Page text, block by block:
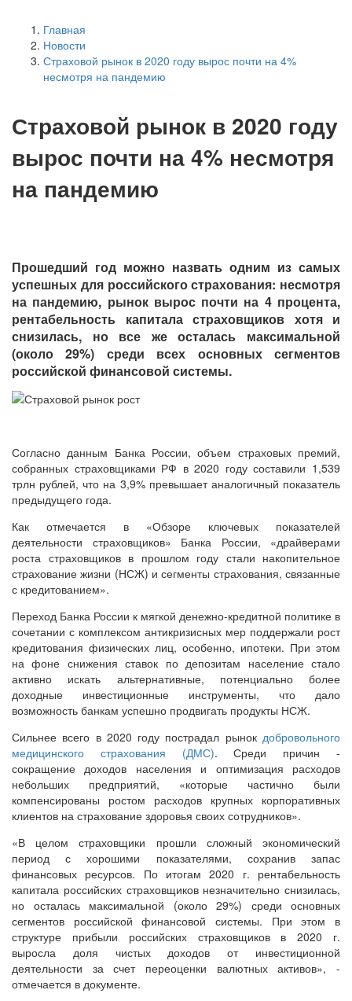
Главная
Новости
Страховой рынок в 2020 году вырос почти на 4%
несмотря на пандемию
Страховой рынок в 2020 году
вырос почти на 4% несмотря
на пандемию
Прошедший год можно назвать одним из самых
успешных для российского страхования: несмотря
на пандемию, рынок вырос почти на 4 процента,
рентабельность капитала страховщиков хотя и
снизилась, но все же осталась максимальной
(около 29%) среди всех основных сегментов
российской финансовой системы.
Согласно данным Банка России, объем страховых премий,
собранных страховщиками РФ в 2020 году составили 1,539
трлн рублей, что на 3,9% превышает аналогичный показатель
предыдущего года.
Как отмечается в «Обзоре ключевых показателей
деятельности страховщиков» Банка России, «драйверами
роста страховщиков в прошлом году стали накопительное
страхование жизни (НСЖ) и сегменты страхования, связанные
с кредитованием».
Переход Банка России к мягкой денежно-кредитной политике в
сочетании с комплексом антикризисных мер поддержали рост
кредитования физических лиц, особенно, ипотеки. При этом
на фоне снижения ставок по депозитам население стало
активно искать альтернативные, потенциально более
доходные инвестиционные инструменты, что дало
возможность банкам успешно продвигать продукты НСЖ.
Сильнее всего в 2020 году пострадал рынок добровольного
медицинского страхования (ДМС). Среди причин -
сокращение доходов населения и оптимизация расходов
небольших предприятий, «которые частично были
компенсированы ростом расходов крупных корпоративных
клиентов на страхование здоровья своих сотрудников».
«В целом страховщики прошли сложный экономический
период с хорошими показателями, сохранив запас
финансовых ресурсов. По итогам 2020 г. рентабельность
капитала российских страховщиков незначительно снизилась,
но осталась максимальной (около 29%) среди основных
сегментов российской финансовой системы. При этом в
структуре прибыли российских страховщиков в 2020 г.
выросла доля чистых доходов от инвестиционной
деятельности за счет переоценки валютных активов», -
отмечается в документе.